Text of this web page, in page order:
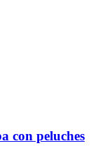
con peluches